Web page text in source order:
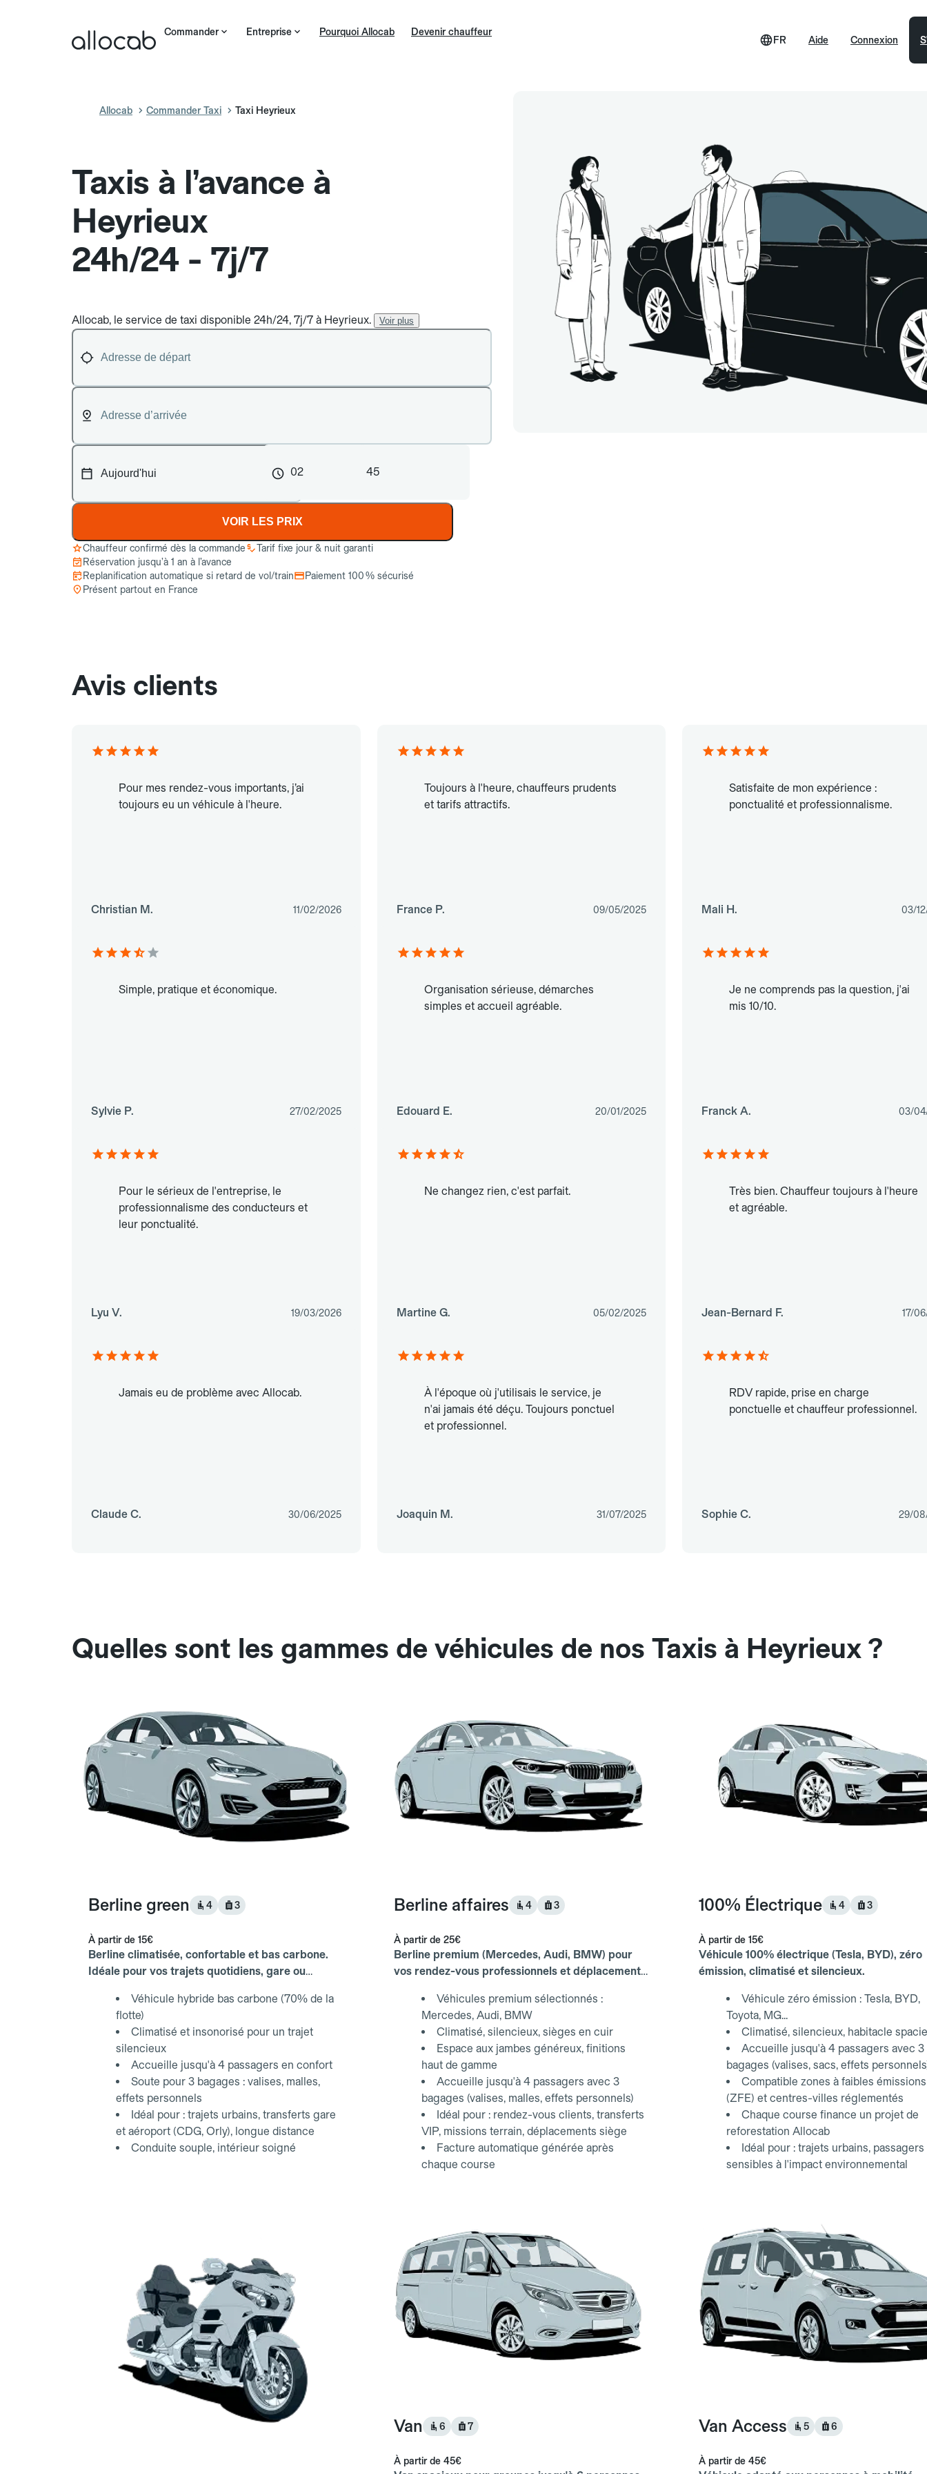
Commander Entreprise Pourquoi Allocab Devenir chauffeur
Aide
FR Connexion
Allocab Commander Taxi Taxi Heyrieux
Taxis à l’avance à
Heyrieux
24h/24 - 7j/7
Allocab, le service de taxi disponible 24h/24, 7j/7 à Heyrieux. Voir plus
02 45
VOIR LES PRIX
Chauffeur confirmé dès la commande
Tarif fixe jour & nuit garanti
Réservation jusqu’à 1 an à l’avance
Replanification automatique si retard de vol/train
Paiement 100 % sécurisé
Présent partout en France
Avis clients
Pour mes rendez-vous importants, j’ai
toujours eu un véhicule à l'heure.
Christian M. 11/02/2026
Toujours à l'heure, chauffeurs prudents
et tarifs attractifs.
France P. 09/05/2025
Satisfaite de mon expérience :
ponctualité et professionnalisme.
Mali H. 03/
Simple, pratique et économique.
Sylvie P. 27/02/2025
Organisation sérieuse, démarches
simples et accueil agréable.
Edouard E. 20/01/2025
Je ne comprends pas la question, j'ai
mis 10/10.
Franck A. 03/
Pour le sérieux de l'entreprise, le
professionnalisme des conducteurs et
leur ponctualité.
Lyu V. 19/03/2026
Ne changez rien, c'est parfait.
Martine G. 05/02/2025
Très bien. Chauffeur toujours à l'heure
et agréable.
Jean-Bernard F. 17/
Jamais eu de problème avec Allocab.
Claude C. 30/06/2025
À l'époque où j'utilisais le service, je
n'ai jamais été déçu. Toujours ponctuel
et professionnel.
Joaquin M. 31/07/2025
RDV rapide, prise en charge
ponctuelle et chauffeur professionnel.
Sophie C. 29/
Quelles sont les gammes de véhicules de nos Taxis à Heyrieux ?
Berline green 4 3
À partir de 15€
Berline climatisée, confortable et bas carbone.
Idéale pour vos trajets quotidiens, gare ou
Véhicule hybride bas carbone (70% de la
flotte)
Climatisé et insonorisé pour un trajet
silencieux
Accueille jusqu'à 4 passagers en confort
Soute pour 3 bagages : valises, malles,
effets personnels
Idéal pour : trajets urbains, transferts gare
et aéroport (CDG, Orly), longue distance
Conduite souple, intérieur soigné
Berline affaires 4 3
À partir de 25€
Berline premium (Mercedes, Audi, BMW) pour
vos rendez-vous professionnels et déplacements
Véhicules premium sélectionnés :
Mercedes, Audi, BMW
Climatisé, silencieux, sièges en cuir
Espace aux jambes généreux, finitions
haut de gamme
Accueille jusqu'à 4 passagers avec 3
bagages (valises, malles, effets personnels)
Idéal pour : rendez-vous clients, transferts
VIP, missions terrain, déplacements siège
Facture automatique générée après
chaque course
100% Électrique 4 3
À partir de 15€
Véhicule 100% électrique (Tesla, BYD), zéro
émission, climatisé et silencieux.
Véhicule zéro émission : Tesla, BYD,
Toyota, MG...
Climatisé, silencieux, habitacle
Accueille jusqu'à 4 passagers avec 3
bagages (valises, sacs, effets
Compatible zones à faibles émissions
(ZFE) et centres-villes réglementés
Chaque course finance un projet de
reforestation Allocab
Idéal pour : trajets urbains, passagers
sensibles à l'impact environnemental
Van 6 7
À partir de 45€
Van Access 5 6
À partir de 45€